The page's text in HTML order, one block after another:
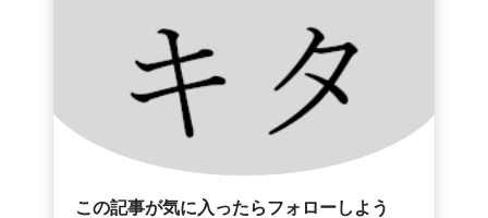
この記事が気に入ったらフォローしよう